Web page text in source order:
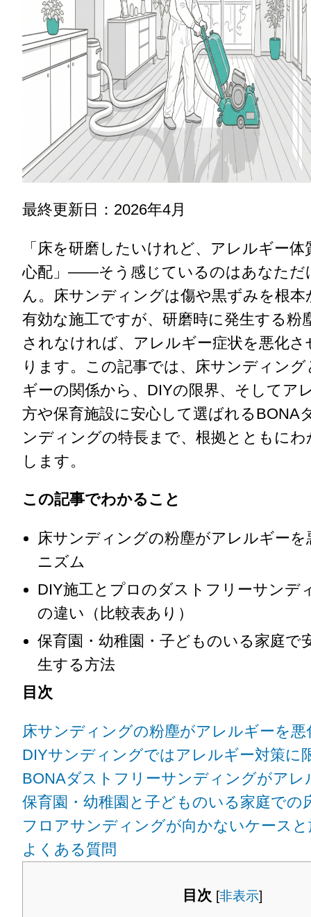
最終更新日：2026年4月
「床を研磨したいけれど、アレルギー
心配」——そう感じているのはあなただ
ん。床サンディングは傷や黒ずみを根
有効な施工ですが、研磨時に発生する粉
されなければ、アレルギー症状を悪化
ります。この記事では、床サンディン
ギーの関係から、DIYの限界、そしてア
方や保育施設に安心して選ばれるBONA
ンディングの特長まで、根拠とともに
します。
この記事でわかること
床サンディングの粉塵がアレルギー
ニズム
DIY施工とプロのダストフリーサンデ
の違い（比較表あり）
保育園・幼稚園・子どものいる家庭で
生する方法
目次
床サンディングの粉塵がアレルギーを
DIYサンディングではアレルギー対策に
BONAダストフリーサンディングがア
保育園・幼稚園と子どものいる家庭での
フロアサンディングが向かないケース
よくある質問
目次 [非表示]